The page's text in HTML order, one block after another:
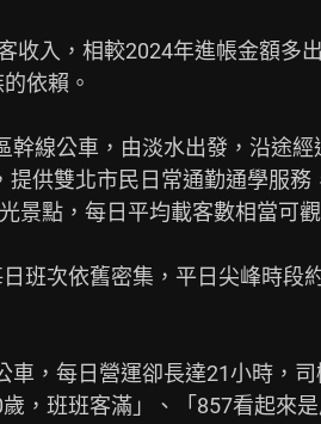
收入，相較2024年進帳金額多
依賴。
線公車，由淡水出發，沿途
提供雙北市民日常通勤通學服務
景點，每日平均載客數相當可觀
班次依舊密集，平日尖峰時段
車，每日營運卻長達21小時，
，班班客滿」、「857看起來